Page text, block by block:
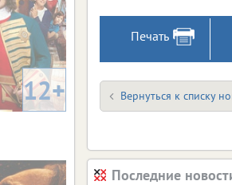
Печать
Вернуться к списку
Последние
12+